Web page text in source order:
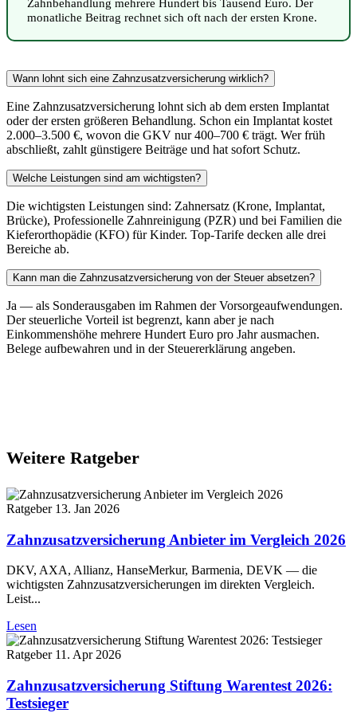
monatliche Beitrag rechnet sich oft nach der ersten Krone.
Wann lohnt sich eine Zahnzusatzversicherung wirklich?
Eine Zahnzusatzversicherung lohnt sich ab dem ersten Implantat
oder der ersten größeren Behandlung. Schon ein Implantat kostet
2.000–3.500 €, wovon die GKV nur 400–700 € trägt. Wer früh
abschließt, zahlt günstigere Beiträge und hat sofort Schutz.
Welche Leistungen sind am wichtigsten?
Die wichtigsten Leistungen sind: Zahnersatz (Krone, Implantat,
Brücke), Professionelle Zahnreinigung (PZR) und bei Familien die
Kieferorthopädie (KFO) für Kinder. Top-Tarife decken alle drei
Bereiche ab.
Kann man die Zahnzusatzversicherung von der Steuer absetzen?
Ja — als Sonderausgaben im Rahmen der Vorsorgeaufwendungen.
Der steuerliche Vorteil ist begrenzt, kann aber je nach
Einkommenshöhe mehrere Hundert Euro pro Jahr ausmachen.
Belege aufbewahren und in der Steuererklärung angeben.
Weitere Ratgeber
Ratgeber 13. Jan 2026
Zahnzusatzversicherung Anbieter im Vergleich 2026
DKV, AXA, Allianz, HanseMerkur, Barmenia, DEVK — die
wichtigsten Zahnzusatzversicherungen im direkten Vergleich.
Leist...
Lesen
Ratgeber 11. Apr 2026
Zahnzusatzversicherung Stiftung Warentest 2026:
Testsieger